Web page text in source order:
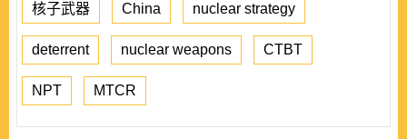
核子武器 China nuclear strategy
deterrent nuclear weapons CTBT
NPT MTCR